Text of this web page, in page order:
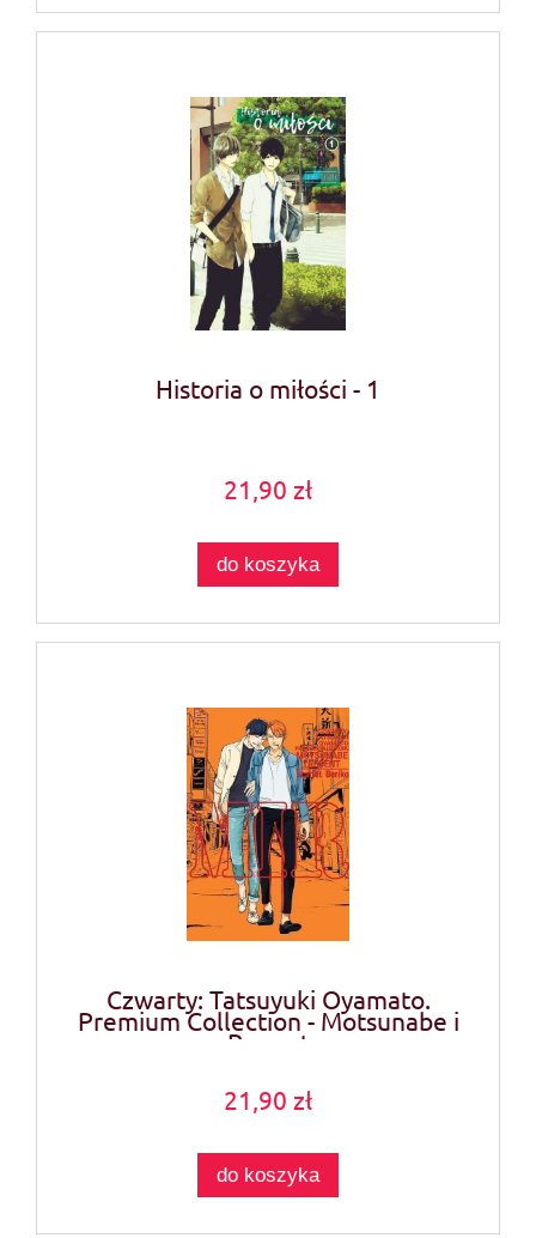
Historia o miłości - 1
21,90 zł
do koszyka
Czwarty: Tatsuyuki Oyamato.
Premium Collection - Motsunabe i
Regent
21,90 zł
do koszyka